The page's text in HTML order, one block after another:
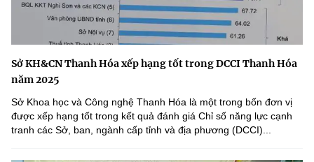
Sở KH&CN Thanh Hóa xếp hạng tốt trong DCCI Thanh Hóa
năm 2025
Sở Khoa học và Công nghệ Thanh Hóa là một trong bốn đơn vị
được xếp hạng tốt trong kết quả đánh giá Chỉ số năng lực cạnh
tranh các Sở, ban, ngành cấp tỉnh và địa phương (DCCI)...